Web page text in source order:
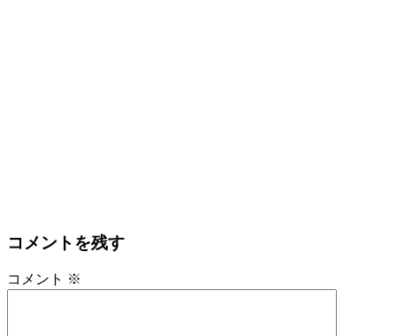
コメントを残す
コメント ※